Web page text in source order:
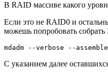
В RAID массиве какого
Если это не RAID0 и
можешь попробовать
mdadm --verbose --
С указанием далее